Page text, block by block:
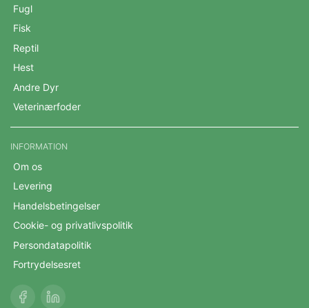
Fugl
Fisk
Reptil
Hest
Andre Dyr
Veterinærfoder
INFORMATION
Om os
Levering
Handelsbetingelser
Cookie- og privatlivspolitik
Persondatapolitik
Fortrydelsesret